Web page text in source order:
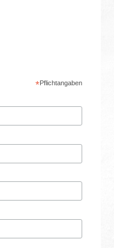
*Pflichtangaben